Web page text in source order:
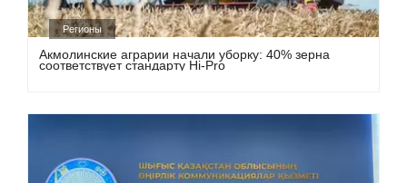
Регионы
Акмолинские аграрии начали уборку: 40% зерна
соответствует стандарту Hi-Pro